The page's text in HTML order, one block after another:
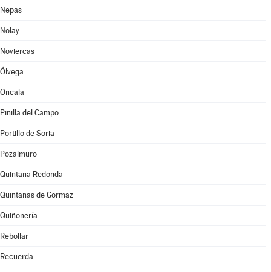
Nepas
Nolay
Noviercas
Ólvega
Oncala
Pinilla del Campo
Portillo de Soria
Pozalmuro
Quintana Redonda
Quintanas de Gormaz
Quiñonería
Rebollar
Recuerda